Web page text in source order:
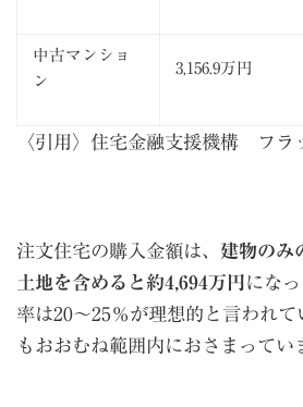
中古マンショ
ン
3,156.9万円
〈引用〉 住宅金融支援機構 フラ
注文住宅の購入金額は、 建物のみ
土地を含めると約4,694万円にな
率は20～25％が理想的と言われ
もおおむね範囲内におさまってい